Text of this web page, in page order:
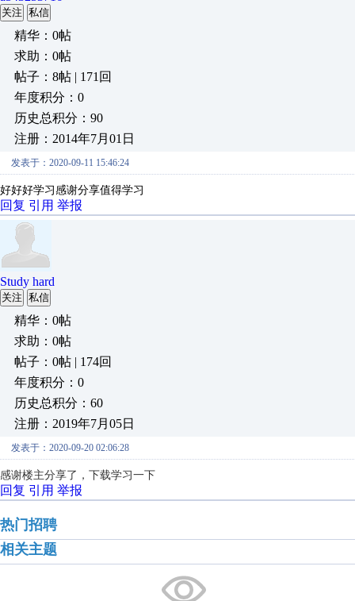
关注 私信
精华：0帖
求助：0帖
帖子：8帖 | 171回
年度积分：0
历史总积分：90
注册：2014年7月01日
发表于：2020-09-11 15:46:24
好好好学习感谢分享值得学习
回复 引用 举报
Study hard
关注 私信
精华：0帖
求助：0帖
帖子：0帖 | 174回
年度积分：0
历史总积分：60
注册：2019年7月05日
发表于：2020-09-20 02:06:28
感谢楼主分享了，下载学习一下
回复 引用 举报
热门招聘
相关主题